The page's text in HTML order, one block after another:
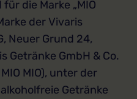
die Marke „MIO
der Vivaris
Neuer Grund 24,
Getränke GmbH & Co.
MIO), unter der
Getränke